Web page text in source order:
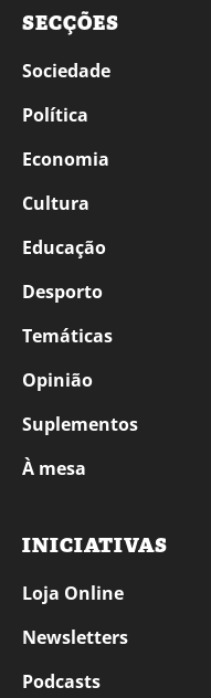
SECÇÕES
Sociedade
Política
Economia
Cultura
Educação
Desporto
Temáticas
Opinião
Suplementos
À mesa
INICIATIVAS
Loja Online
Newsletters
Podcasts